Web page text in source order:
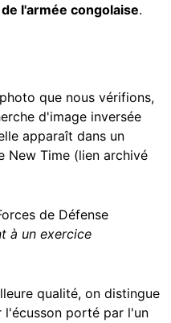
l'armée congolaise.
que nous vérifions,
d'image inversée
apparaît dans un
New Time (lien archivé
de Défense
à un exercice
qualité, on distingue
l'écusson porté par l'un